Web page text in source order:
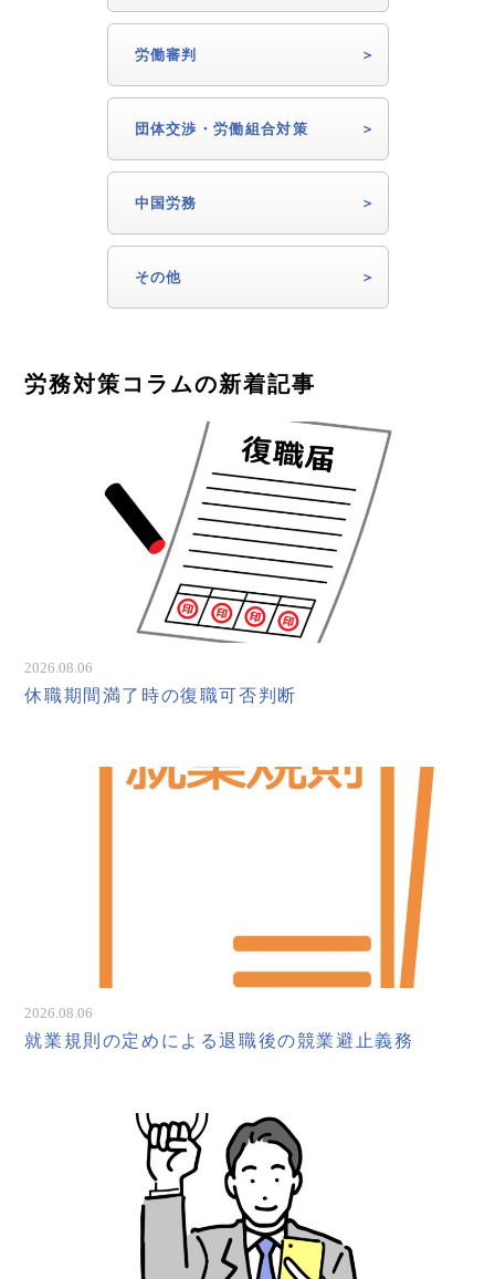
労働審判
団体交渉・労働組合対策
中国労務
その他
労務対策コラムの新着記事
2026.08.06
休職期間満了時の復職可否判断
2026.08.06
就業規則の定めによる退職後の競業避止義務